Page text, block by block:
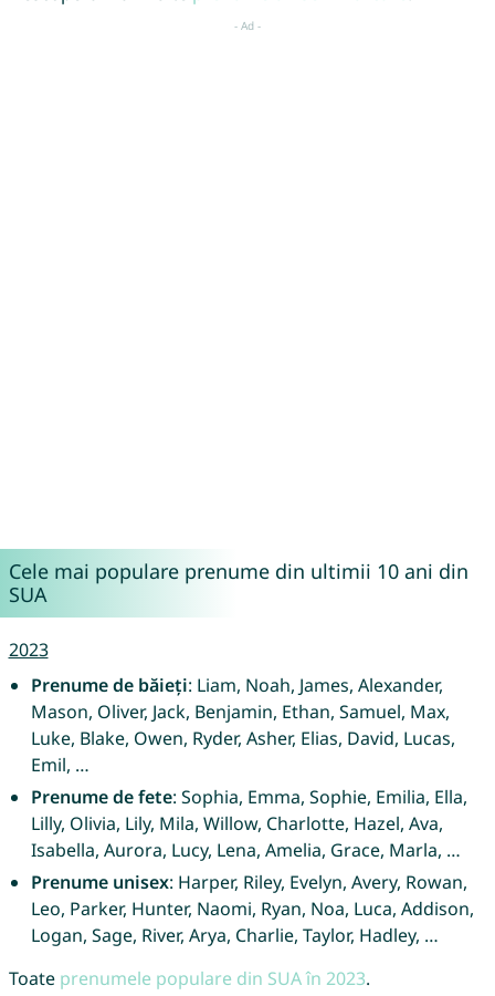
Cele mai populare prenume din ultimii 10 ani din
SUA
2023
Prenume de băieți: Liam, Noah, James, Alexander,
Mason, Oliver, Jack, Benjamin, Ethan, Samuel, Max,
Luke, Blake, Owen, Ryder, Asher, Elias, David, Lucas,
Emil, …
Prenume de fete: Sophia, Emma, Sophie, Emilia, Ella,
Lilly, Olivia, Lily, Mila, Willow, Charlotte, Hazel, Ava,
Isabella, Aurora, Lucy, Lena, Amelia, Grace, Marla, …
Prenume unisex: Harper, Riley, Evelyn, Avery, Rowan,
Leo, Parker, Hunter, Naomi, Ryan, Noa, Luca, Addison,
Logan, Sage, River, Arya, Charlie, Taylor, Hadley, …
Toate prenumele populare din SUA în 2023.